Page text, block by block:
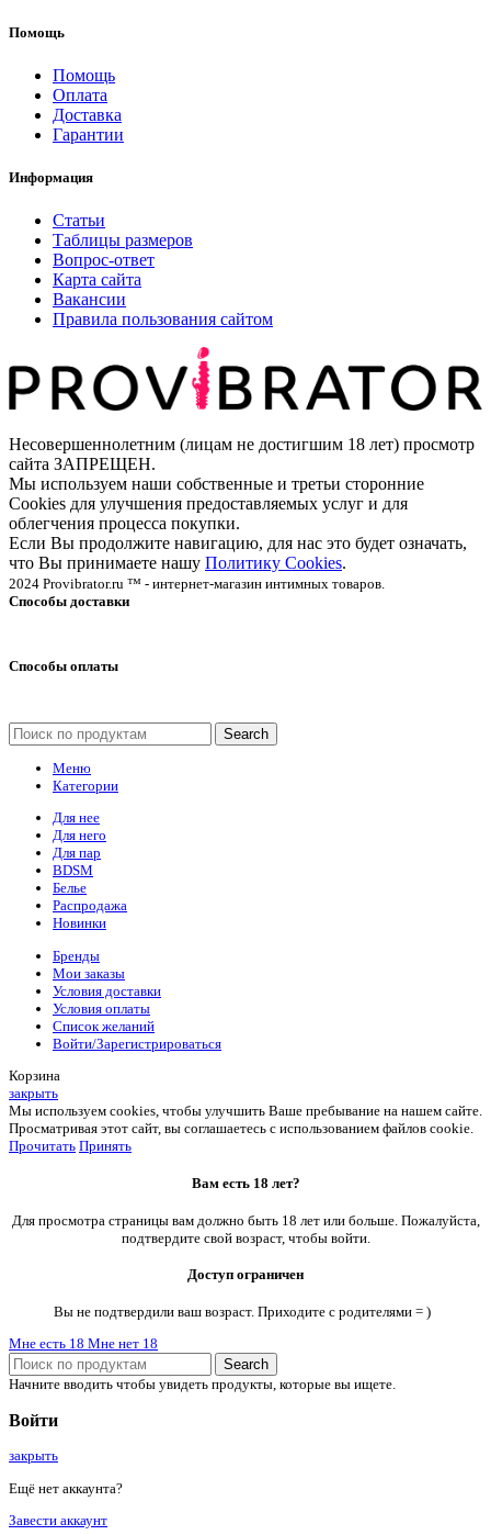
Помощь
Помощь
Оплата
Доставка
Гарантии
Информация
Статьи
Таблицы размеров
Вопрос-ответ
Карта сайта
Вакансии
Правила пользования сайтом
Несовершеннолетним (лицам не достигшим 18 лет) просмотр
сайта ЗАПРЕЩЕН.
Мы используем наши собственные и третьи сторонние
Cookies для улучшения предоставляемых услуг и для
облегчения процесса покупки.
Если Вы продолжите навигацию, для нас это будет означать,
что Вы принимаете нашу Политику Cookies.
2024 Provibrator.ru ™ - интернет-магазин интимных товаров.
Способы доставки
Способы оплаты
Search
Меню
Категории
Для нее
Для него
Для пар
BDSM
Белье
Распродажа
Новинки
Бренды
Мои заказы
Условия доставки
Условия оплаты
Список желаний
Войти/Зарегистрироваться
Корзина
закрыть
Мы используем cookies, чтобы улучшить Ваше пребывание на нашем сайте.
Просматривая этот сайт, вы соглашаетесь с использованием файлов cookie.
Прочитать Принять
Вам есть 18 лет?
Для просмотра страницы вам должно быть 18 лет или больше. Пожалуйста,
подтвердите свой возраст, чтобы войти.
Доступ ограничен
Вы не подтвердили ваш возраст. Приходите с родителями = )
Мне есть 18 Мне нет 18
Search
Начните вводить чтобы увидеть продукты, которые вы ищете.
Войти
закрыть
Ещё нет аккаунта?
Завести аккаунт